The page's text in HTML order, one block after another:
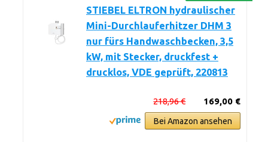
STIEBEL ELTRON hydraulischer
Mini-Durchlauferhitzer DHM 3
nur fürs Handwaschbecken, 3,5
kW, mit Stecker, druckfest +
drucklos, VDE geprüft, 220813
169,00 €
218,96 €
Bei Amazon ansehen